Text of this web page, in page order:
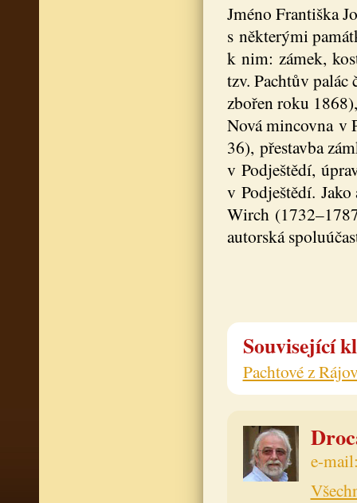
Jméno Františka
s některými
k nim: zámek,
tzv. Pachtův
zbořen roku 1868),
Nová mincovna v
36), přestavba
v Podještědí,
v Podještědí. Jako
Wirch
autorská
Související
Pachtové z
e-